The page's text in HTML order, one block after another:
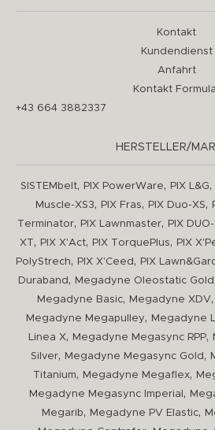
Kontakt
Kundendienst
Anfahrt
Kontakt
+43 664 3882337
HERSTELLER/
SISTEMbelt, PIX PowerWare, PIX L&G,
Muscle-XS3, PIX Fras, PIX Duo-XS,
Terminator, PIX Lawnmaster, PIX
XT, PIX X'Act, PIX TorquePlus, PIX
PolyStrech, PIX X'Ceed , PIX
Duraband , Megadyne Oleostatic Gold
Megadyne Basic, Megadyne XDV,
Megadyne Megapulley, Megadyne
Linea X, Megadyne Megasync RPP,
Silver, Megadyne Megasync Gold ,
Titanium, Megadyne Megaflex,
Megadyne Megasync Imperial ,
Megarib, Megadyne PV Elastic,